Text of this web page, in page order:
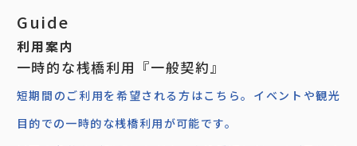
Guide
利用案内
一時的な桟橋利用『一般契約』
短期間のご利用を希望される方はこちら。イベントや観光
目的での一時的な桟橋利用が可能です。